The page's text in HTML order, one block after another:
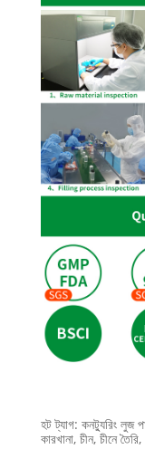
হট ট্যাগ: কনট্যুরিং লুজ
কারখানা, চীন, চীনে